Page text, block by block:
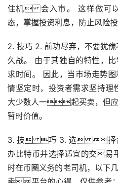
住机 会入市。 这样做可
态，掌握投资利息，防止风险投
2. 技巧 2. 前功尽弃，不要犹
久战。 由于其独自的特性
求时间。 因此，当市场走势
情坚定时，投资者需求坚持
大少数人一起买卖，但应
暂时价值。
3. 技 巧 3. 选 择
办比特币并选择适宜的交易
时在币圈义务的老司机，以下